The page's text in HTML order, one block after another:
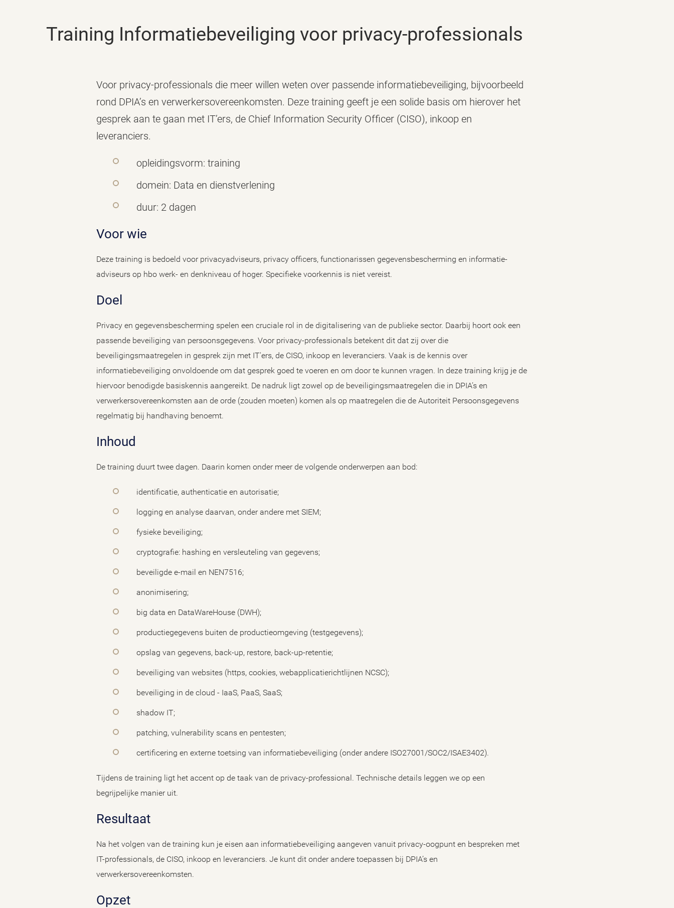
Training Informatiebeveiliging voor privacy-professionals
Voor privacy-professionals die meer willen weten over passende informatiebeveiliging, bijvoorbeeld
rond DPIA’s en verwerkersovereenkomsten. Deze training geeft je een solide basis om hierover het
gesprek aan te gaan met IT’ers, de Chief Information Security Officer (CISO), inkoop en
leveranciers.
opleidingsvorm: training
domein: Data en dienstverlening
duur: 2 dagen
Voor wie
Deze training is bedoeld voor privacyadviseurs, privacy officers, functionarissen gegevensbescherming en informatie-
adviseurs op hbo werk- en denkniveau of hoger. Specifieke voorkennis is niet vereist.
Doel
Privacy en gegevensbescherming spelen een cruciale rol in de digitalisering van de publieke sector. Daarbij hoort ook een
passende beveiliging van persoonsgegevens. Voor privacy-professionals betekent dit dat zij over die
beveiligingsmaatregelen in gesprek zijn met IT'ers, de CISO, inkoop en leveranciers. Vaak is de kennis over
informatiebeveiliging onvoldoende om dat gesprek goed te voeren en om door te kunnen vragen. In deze training krijg je de
hiervoor benodigde basiskennis aangereikt. De nadruk ligt zowel op de beveiligingsmaatregelen die in DPIA’s en
verwerkersovereenkomsten aan de orde (zouden moeten) komen als op maatregelen die de Autoriteit Persoonsgegevens
regelmatig bij handhaving benoemt.
Inhoud
De training duurt twee dagen. Daarin komen onder meer de volgende onderwerpen aan bod:
identificatie, authenticatie en autorisatie;
logging en analyse daarvan, onder andere met SIEM;
fysieke beveiliging;
cryptografie: hashing en versleuteling van gegevens;
beveiligde e-mail en NEN7516;
anonimisering;
big data en DataWareHouse (DWH);
productiegegevens buiten de productieomgeving (testgegevens);
opslag van gegevens, back-up, restore, back-up-retentie;
beveiliging van websites (https, cookies, webapplicatierichtlijnen NCSC);
beveiliging in de cloud - IaaS, PaaS, SaaS;
shadow IT;
patching, vulnerability scans en pentesten;
certificering en externe toetsing van informatiebeveiliging (onder andere ISO27001/SOC2/ISAE3402).
Tijdens de training ligt het accent op de taak van de privacy-professional. Technische details leggen we op een
begrijpelijke manier uit.
Resultaat
Na het volgen van de training kun je eisen aan informatiebeveiliging aangeven vanuit privacy-oogpunt en bespreken met
IT-professionals, de CISO, inkoop en leveranciers. Je kunt dit onder andere toepassen bij DPIA’s en
verwerkersovereenkomsten.
Opzet